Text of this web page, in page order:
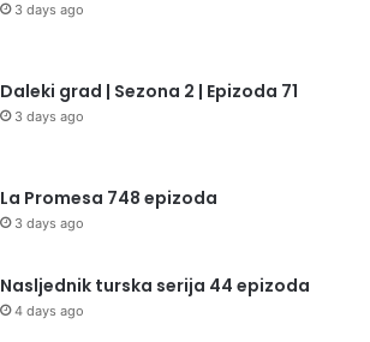
3 days ago
Daleki grad | Sezona 2 | Epizoda 71
3 days ago
La Promesa 748 epizoda
3 days ago
Nasljednik turska serija 44 epizoda
4 days ago